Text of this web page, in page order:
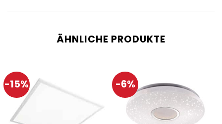
ÄHNLICHE PRODUKTE
-15% -6%